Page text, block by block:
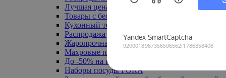
Лучшая цена
Товары с бесплатной доставкой
Кухонный текстиль
Распродажа до -50%
Жаропрочная посуда
Махровые полотенца
До -50% на ковры
Наборы посуды FORA